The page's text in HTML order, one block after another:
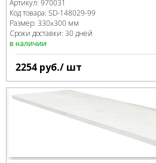
Артикул: 970031
Код товара: SD-148029-99
Размер: 330x300 мм
Сроки доставки: 30 дней
в наличии
2254 руб./ шт